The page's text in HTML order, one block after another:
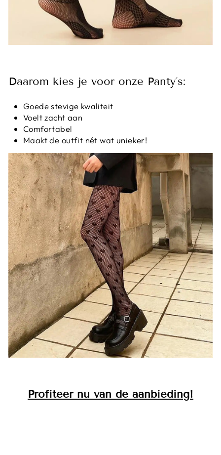
Daarom kies je voor onze Panty´s:
Goede stevige kwaliteit
Voelt zacht aan
Comfortabel
Maakt de outfit nét wat unieker!
Profiteer nu van de aanbieding!